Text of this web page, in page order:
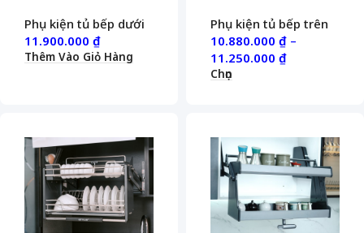
Phụ kiện tủ bếp dưới
11.900.000 ₫
Thêm Vào Giỏ Hàng
Phụ kiện tủ bếp trên
10.880.000 ₫ –
11.250.000 ₫
Chọn